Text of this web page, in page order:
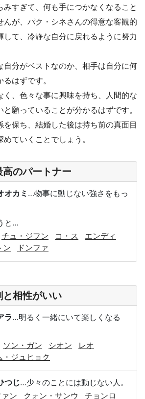
みすぎて、何も手につかなくなること
んが、パク・シネさんの得意な客観的
して、冷静な自分に戻れるように努力
自分がベストなのか、相手は自分に何
はずです。
く、色々な事に興味を持ち、人間的な
願っていることが分かるはずです。
を保ち、結婚した後は持ち前の真面目
ていくことでしょう。
高のパートナー
オカミ …物事に動じない強さをもっ
と…
チュ・ジフン コ・ス
エンディ
ン ドンファ
と相性がいい
ラ…明るく一緒にいて楽しくなる
ソン・ガン シオン
レオ
・ジュヒョク
つじ…少々のことには動じない人。
ン クォン・サンウ チョンロ